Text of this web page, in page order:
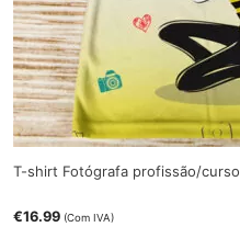
T-shirt Fotógrafa profissão/curso
€16.99 (Com IVA)